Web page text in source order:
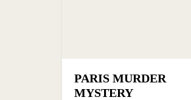
PARIS MURDER
MYSTERY